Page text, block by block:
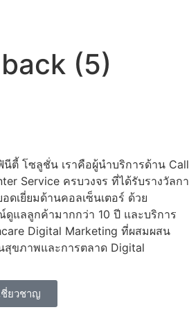
(5)
ตี้ โซลูชั่น เราคือผู้นำบริการด้าน Call
Service ครบวงจร ที่ได้รับรางวัลกา
ดเยี่ยมด้านคอลเซ็นเตอร์ ด้วย
ดูแลลูกค้ามากกว่า 10 ปี และบริการ
Digital Marketing ที่ผสมผสน
สุขภาพและการตลาด Digital
ชี่ยวชาญ